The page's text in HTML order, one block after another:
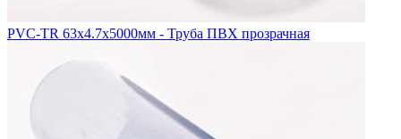
PVC-TR 63x4.7x5000мм - Труба ПВХ прозрачная